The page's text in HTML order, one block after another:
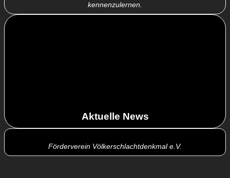
kennenzulernen.
Aktuelle News
Förderverein Völkerschlachtdenkmal e.V.